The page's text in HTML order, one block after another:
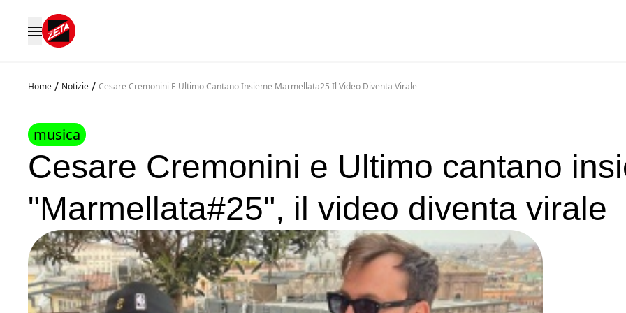
Home / Notizie / Cesare Cremonini E Ultimo Cantano Insieme Marmellata25 Il Video Diventa Virale
musica
Cesare Cremonini e Ultimo cantano
"Marmellata#25", il video diventa virale